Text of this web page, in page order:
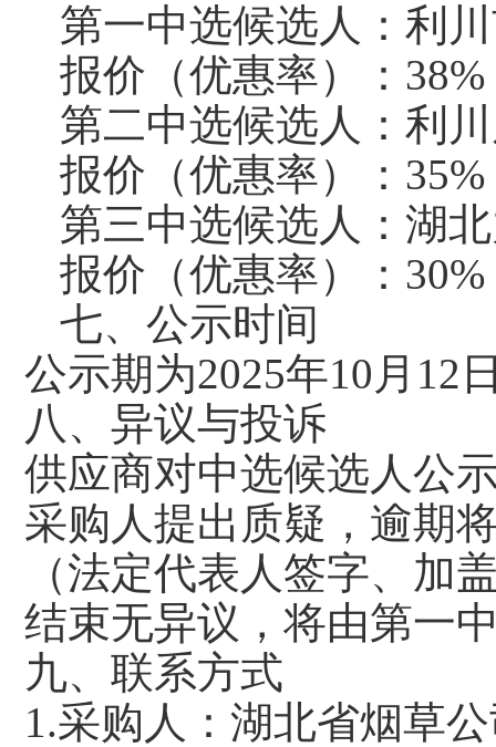
第一中选候选人：利
报价（优惠率）：
第二中选候选人：利
报价（优惠率）：
第三中选候选人：湖
报价（优惠率）：
七、公示时间
公示期为2025年10月12
八、异议与投诉
供应商对中选候选人公
采购人提出质疑，逾期
（法定代表人签字、加
结束无异议，将由第一
九、联系方式
1.采购人：湖北省烟草